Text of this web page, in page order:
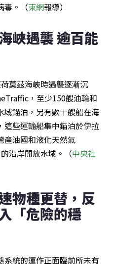
毒。（東網報導）
峽遇襲 逾百能
莫茲海峽時遇襲逐漸沉
，至少150艘油輪和
域錨泊，另有數十艘船在海
這些運輸船集中錨泊於伊拉
產油國和液化天然氣
沿岸開放水域。（中央社
物種更替，反
「危險的穩
系統的運作正面臨前所未有